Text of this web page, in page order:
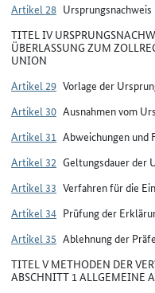
Artikel 28 Ursprungsnachweis
TITEL IV
ÜBERLASSUNG ZUM
UNION
Artikel 29 Vorlage der
Artikel 30 Ausnahmen vom
Artikel 31 Abweichungen und
Artikel 32 Geltungsdauer der
Artikel 33 Verfahren für die
Artikel 34 Prüfung der
Artikel 35 Ablehnung der
TITEL V METHODEN DER
ABSCHNITT 1 ALLGEMEINE